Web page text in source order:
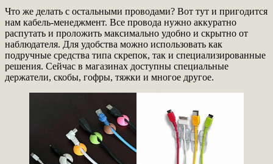
Что же делать с остальными проводами? Вот тут и пригодится
нам кабель-менеджмент. Все провода нужно аккуратно
распутать и проложить максимально удобно и скрытно от
наблюдателя. Для удобства можно использовать как
подручные средства типа скрепок, так и специализированные
решения. Сейчас в магазинах доступны специальные
держатели, скобы, гофры, тяжки и многое другое.